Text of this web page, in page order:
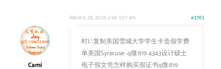
febrero 28, 2025 a las 1:07 am #3783
Cami
时l∴复制美国雪城大学学生卡造假学费
单美国Syracuse- q微:819 4343设计硕士
电子假文凭怎样购买假证书q微:819